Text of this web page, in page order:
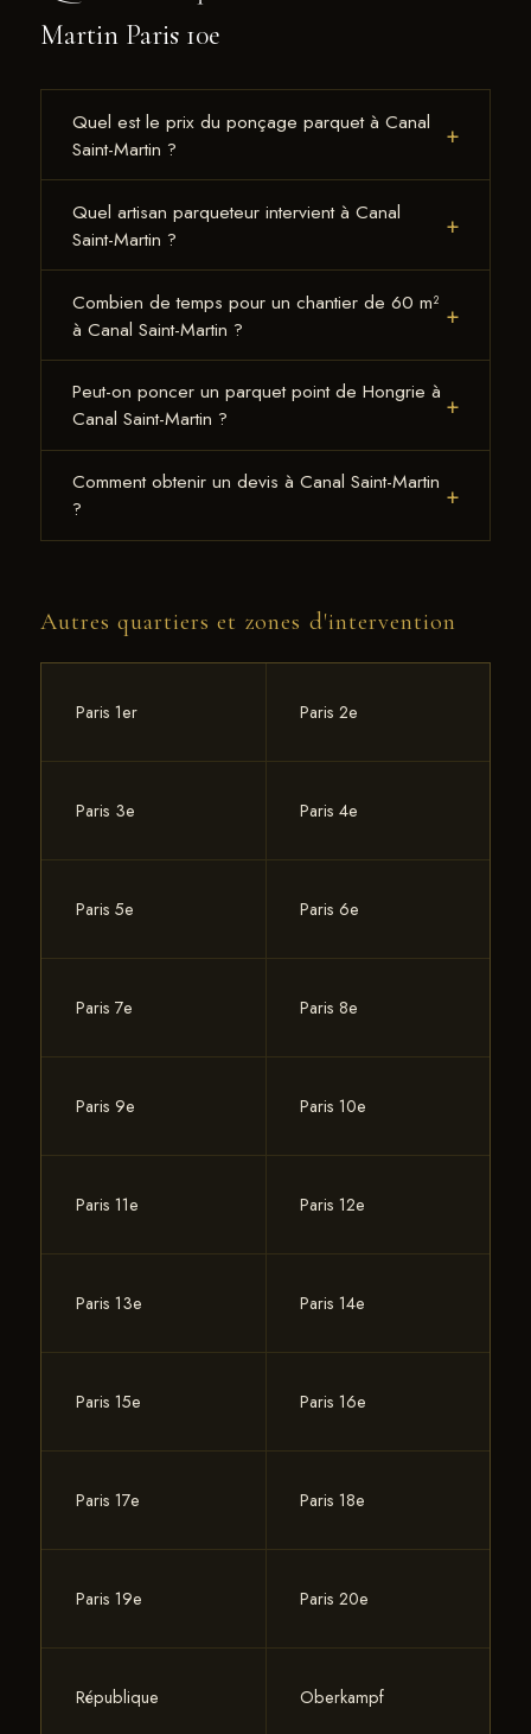
Martin Paris 10e
Quel est le prix du ponçage parquet à Canal
Saint-Martin ?
+
vitrification 3 couchesBona Mega Evo . Tarif fixe
Martin. Devis par SMS sur photos au 07 83 92 58
94.
Quel artisan parqueteur intervient à Canal
Saint-Martin ?
+
basé à Montrouge (92). Plus de 220 avis Google
arrondissement et tout Paris.
Combien de temps pour un chantier de 60 m²
à Canal Saint-Martin ?
+
par jour, vitrification 3 couches comprise.
vernis.
Peut-on poncer un parquet point de Hongrie à
Canal Saint-Martin ?
+
travaille dans toutes les directions, sans marques
Comment obtenir un devis à Canal Saint-Martin
?
+
Tarif fixe 66 € TTC/m², réponse rapide, pas de
Autres quartiers et zones d'intervention
Paris 1er Paris 2e
Paris 3e Paris 4e
Paris 5e Paris 6e
Paris 7e Paris 8e
Paris 9e Paris 10e
Paris 11e Paris 12e
Paris 13e Paris 14e
Paris 15e Paris 16e
Paris 17e Paris 18e
Paris 19e Paris 20e
République Oberkampf